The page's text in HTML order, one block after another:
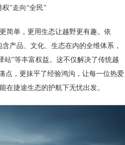
”走向“全民”
简单，更用生态让越野更有趣。依
产品、文化、生态在内的全维体系，
站”等丰富权益。这不仅解决了传统越
点，更抹平了经验鸿沟，让每一位热爱
在捷途生态的护航下无忧出发。